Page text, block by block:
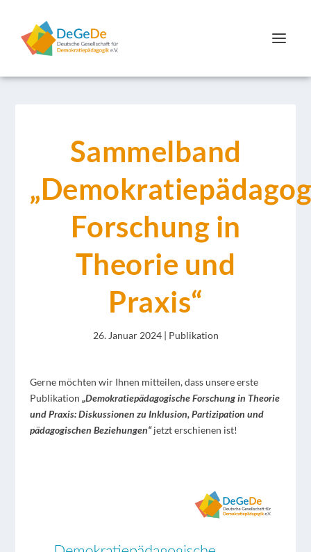
Sammelband
Forschung in
Theorie und
Praxis“
26. Januar 2024| Publikation
Gerne möchten wir Ihnen mitteilen, dassunsere erste
Publikation „Demokratiepädagogische Forschung in Theorie
und Praxis: Diskussionen zu Inklusion, Partizipation und
pädagogischen Beziehungen“jetzt erschienen ist!